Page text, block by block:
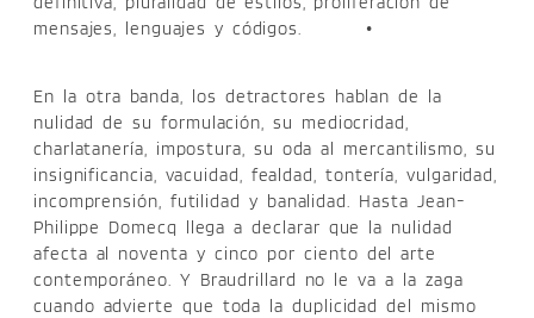
mensajes, lenguajes y códigos.
•
En la otra banda, los detractores hablan de la
nulidad de su formulación, su mediocridad,
charlatanería, impostura, su oda al mercantilismo, su
insignificancia, vacuidad, fealdad, tontería, vulgaridad,
incomprensión, futilidad y banalidad. Hasta Jean-
Philippe Domecq llega a declarar que la nulidad
afecta al noventa y cinco por ciento del arte
contemporáneo. Y Braudrillard no le va a la zaga
cuando advierte que toda la duplicidad del mismo